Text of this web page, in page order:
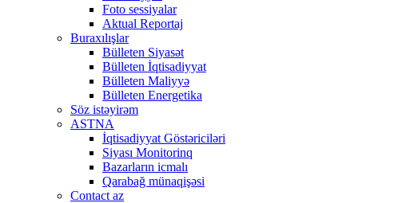
Foto sessiyalar
Aktual Reportaj
Buraxılışlar
Bülleten Siyasət
Bülleten İqtisadiyyat
Bülleten Maliyyə
Bülleten Energetika
Söz istəyirəm
ASTNA
İqtisadiyyat Göstəriciləri
Siyası Monitorinq
Bazarların icmalı
Qarabağ münaqişəsi
Contact az